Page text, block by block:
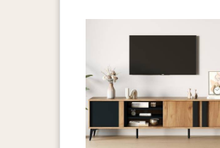
x l x H), ce meuble bas de 180 cm
industriel - Fabriqué à partir d'un cadre
robuste et de panneaux imitation bois,
TV de style industriel convainc par sa
son design moderne. Montage facile
réglables - Avec des pièces
notice de montage, il est rapidement
pieds réglables assurent la stabilité et
sol.